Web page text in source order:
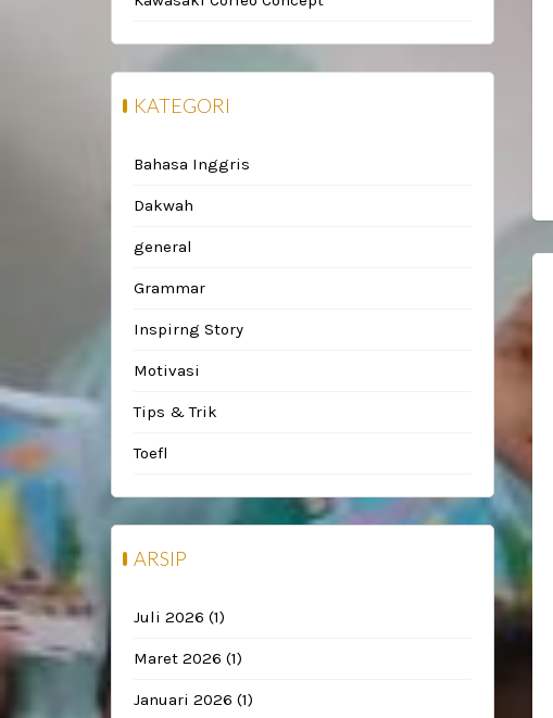
KATEGORI
Bahasa Inggris
Dakwah
general
Grammar
Inspirng Story
Motivasi
Tips & Trik
Toefl
ARSIP
Juli 2026 (1)
Maret 2026 (1)
Januari 2026 (1)